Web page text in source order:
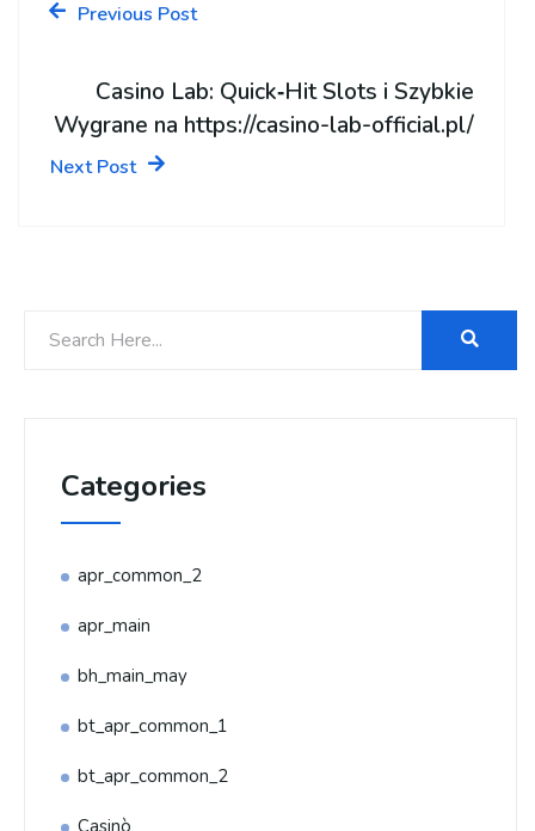
Previous Post
Casino Lab: Quick‑Hit Slots i Szybkie
Wygrane na https://casino-lab-official.pl/
Next Post
Categories
apr_common_2
apr_main
bh_main_may
bt_apr_common_1
bt_apr_common_2
Casinò